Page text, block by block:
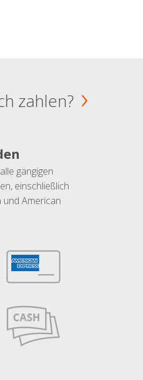
zahlen?
gängigen
einschließlich
und American